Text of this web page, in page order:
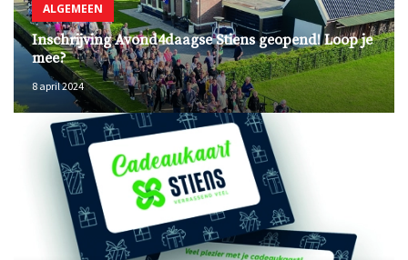
ALGEMEEN
Inschrijving Avond4daagse Stiens geopend! Loop je
mee?
8 april 2024